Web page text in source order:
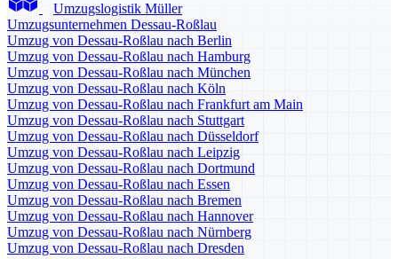
Umzugslogistik Müller
Umzugsunternehmen Dessau-Roßlau
Umzug von Dessau-Roßlau nach Berlin
Umzug von Dessau-Roßlau nach Hamburg
Umzug von Dessau-Roßlau nach München
Umzug von Dessau-Roßlau nach Köln
Umzug von Dessau-Roßlau nach Frankfurt am Main
Umzug von Dessau-Roßlau nach Stuttgart
Umzug von Dessau-Roßlau nach Düsseldorf
Umzug von Dessau-Roßlau nach Leipzig
Umzug von Dessau-Roßlau nach Dortmund
Umzug von Dessau-Roßlau nach Essen
Umzug von Dessau-Roßlau nach Bremen
Umzug von Dessau-Roßlau nach Hannover
Umzug von Dessau-Roßlau nach Nürnberg
Umzug von Dessau-Roßlau nach Dresden